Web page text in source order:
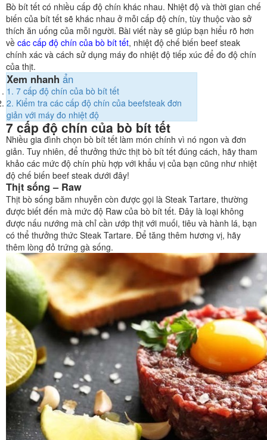
Bò bít tết có nhiều cấp độ chín khác nhau. Nhiệt độ và thời gian chế
biến của bít tết sẽ khác nhau ở mỗi cấp độ chín, tùy thuộc vào sở
thích ăn uống của mỗi người. Bài viết này sẽ giúp bạn hiểu rõ hơn
về các cấp độ chín của bò bít tết, nhiệt độ chế biến beef steak
chính xác và cách sử dụng máy đo nhiệt độ tiếp xúc để đo độ chín
của thịt.
Xem nhanh ẩn
1. 7 cấp độ chín của bò bít tết
2. Kiểm tra các cấp độ chín của beefsteak đơn
giản với máy đo nhiệt độ
7 cấp độ chín của bò bít tết
Nhiều gia đình chọn bò bít tết làm món chính vì nó ngon và đơn
giản. Tuy nhiên, để thưởng thức thịt bò bít tết đúng cách, hãy tham
khảo các mức độ chín phù hợp với khẩu vị của bạn cũng như nhiệt
độ chế biến beef steak dưới đây!
Thịt sống – Raw
Thịt bò sống băm nhuyễn còn được gọi là Steak Tartare, thường
được biết đến mà mức độ Raw của bò bít tết. Đây là loại không
được nấu nướng mà chỉ cần ướp thịt với muối, tiêu và hành lá, bạn
có thể thưởng thức Steak Tartare. Để tăng thêm hương vị, hãy
thêm lòng đỏ trứng gà sống.